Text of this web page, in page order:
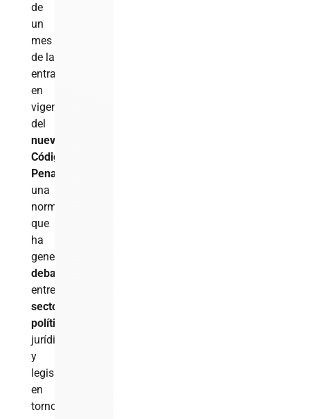
de
un
mes
de la
entrada
en
vigencia
del
nuevo
Código
Penal
una
normativa
que
ha
generado
debates
entre
sectores
políticos
jurídicos
y
legislativos
en
torno